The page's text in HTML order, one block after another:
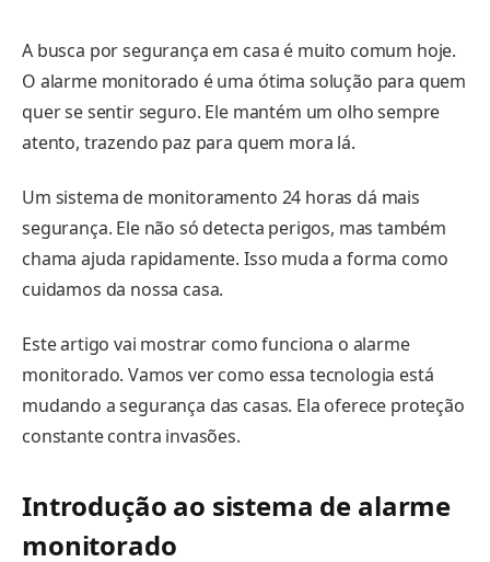
A busca por segurança em casa é muito comum hoje.
O alarme monitorado é uma ótima solução para quem
quer se sentir seguro. Ele mantém um olho sempre
atento, trazendo paz para quem mora lá.
Um sistema de monitoramento 24 horas dá mais
segurança. Ele não só detecta perigos, mas também
chama ajuda rapidamente. Isso muda a forma como
cuidamos da nossa casa.
Este artigo vai mostrar como funciona o alarme
monitorado. Vamos ver como essa tecnologia está
mudando a segurança das casas. Ela oferece proteção
constante contra invasões.
Introdução ao sistema de alarme
monitorado